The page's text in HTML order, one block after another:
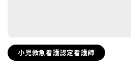
小児救急看護認定看護師